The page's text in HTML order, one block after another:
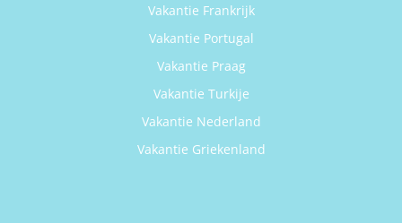
Vakantie Frankrijk
Vakantie Portugal
Vakantie Praag
Vakantie Turkije
Vakantie Nederland
Vakantie Griekenland